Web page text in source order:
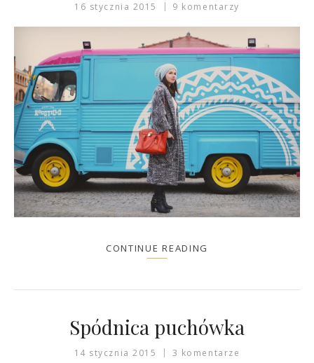
16 stycznia 2015 9 komentarzy
CONTINUE READING
Spódnica puchówka
14 stycznia 2015 3 komentarze